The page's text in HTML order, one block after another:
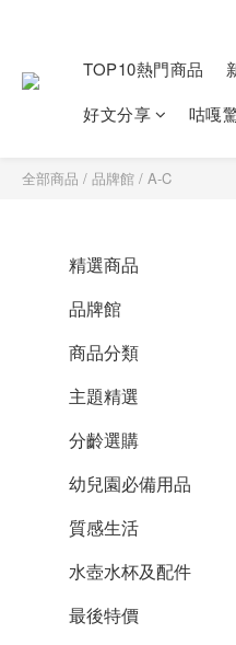
TOP10熱門商品
好文分享
咕嘎
全部商品 / 品牌館 / A-C
精選商品
品牌館
商品分類
主題精選
分齡選購
幼兒園必備用品
質感生活
水壺水杯及配件
最後特價